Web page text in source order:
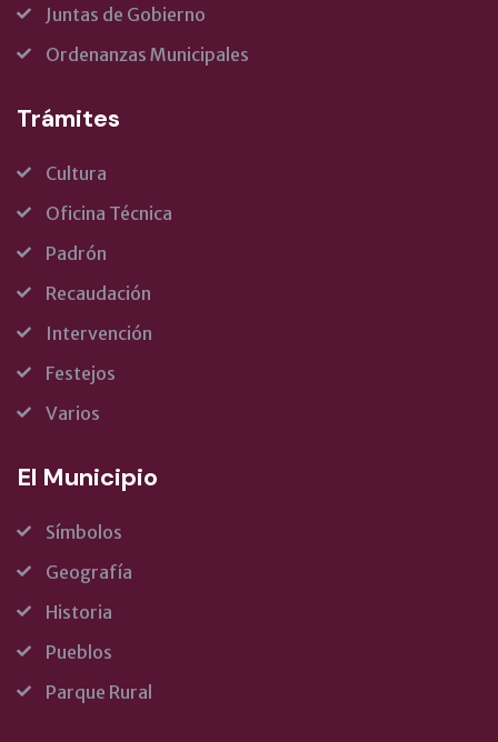
Juntas de Gobierno
Ordenanzas Municipales
Trámites
Cultura
Oficina Técnica
Padrón
Recaudación
Intervención
Festejos
Varios
El Municipio
Símbolos
Geografía
Historia
Pueblos
Parque Rural